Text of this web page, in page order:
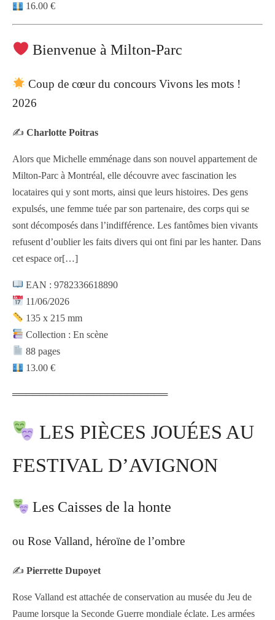
16.00 €
Bienvenue à Milton-Parc
Coup de cœur du concours Vivons les mots !
2026
✍️ Charlotte Poitras
Alors que Michelle emménage dans son nouvel appartement de
Milton-Parc à Montréal, elle découvre avec fascination les
locataires qui y sont morts, ainsi que leurs histoires. Des gens
expulsés, une femme tuée par son partenaire, des corps qui se
sont décomposés dans l’indifférence. Les fantômes bien vivants
refusent d’oublier les faits divers qui ont fini par les hanter. Dans
cet espace or[…]
EAN : 9782336618890
11/06/2026
135 x 215 mm
Collection : En scène
88 pages
13.00 €
═══════════════════════
LES PIÈCES JOUÉES AU
FESTIVAL D’AVIGNON
Les Caisses de la honte
ou Rose Valland, héroïne de l’ombre
✍️ Pierrette Dupoyet
Rose Valland est attachée de conservation au musée du Jeu de
Paume lorsque la Seconde Guerre mondiale éclate. Les armées